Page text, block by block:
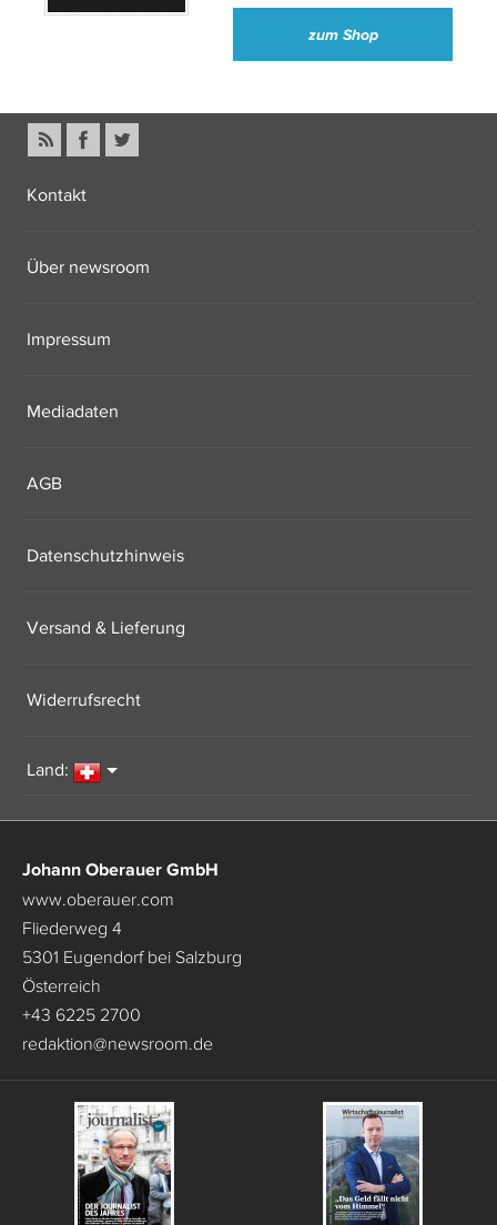
zum Shop
Kontakt
Über newsroom
Impressum
Mediadaten
AGB
Datenschutzhinweis
Versand & Lieferung
Widerrufsrecht
Land:
Johann Oberauer GmbH
www.oberauer.com
Fliederweg 4
5301 Eugendorf bei Salzburg
Österreich
+43 6225 2700
redaktion@newsroom.de